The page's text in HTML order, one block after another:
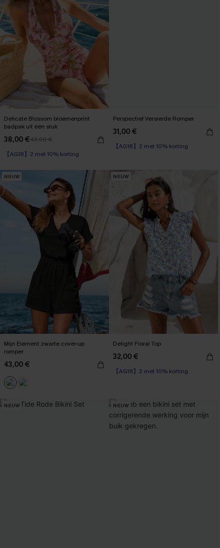
Delicate Blossom bloemenprint
badpak uit één stuk
38,00 €43,00 €
【AG18】2 met 10% korting
Corrigerend badpak
Perspectief Versierde Romper
31,00 €
【AG18】2 met 10% korting
NIEUW
Mijn Element zwarte cover-up
romper
43,00 €
NIEUW
Delight Floral Top
32,00 €
【AG18】2 met 10% korting
NIEUW NIEUW